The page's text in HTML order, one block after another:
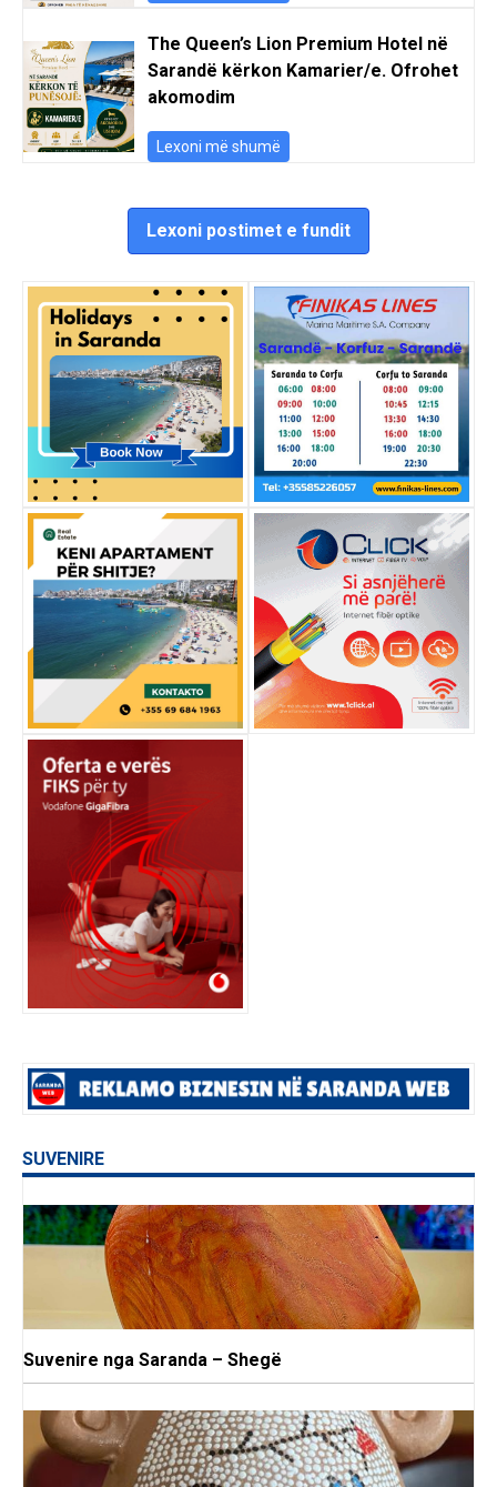
The Queen’s Lion Premium Hotel në
Sarandë kërkon Kamarier/e. Ofrohet
akomodim
Lexoni më shumë
Lexoni postimet e fundit
SUVENIRE
Suvenire nga Saranda – Shegë